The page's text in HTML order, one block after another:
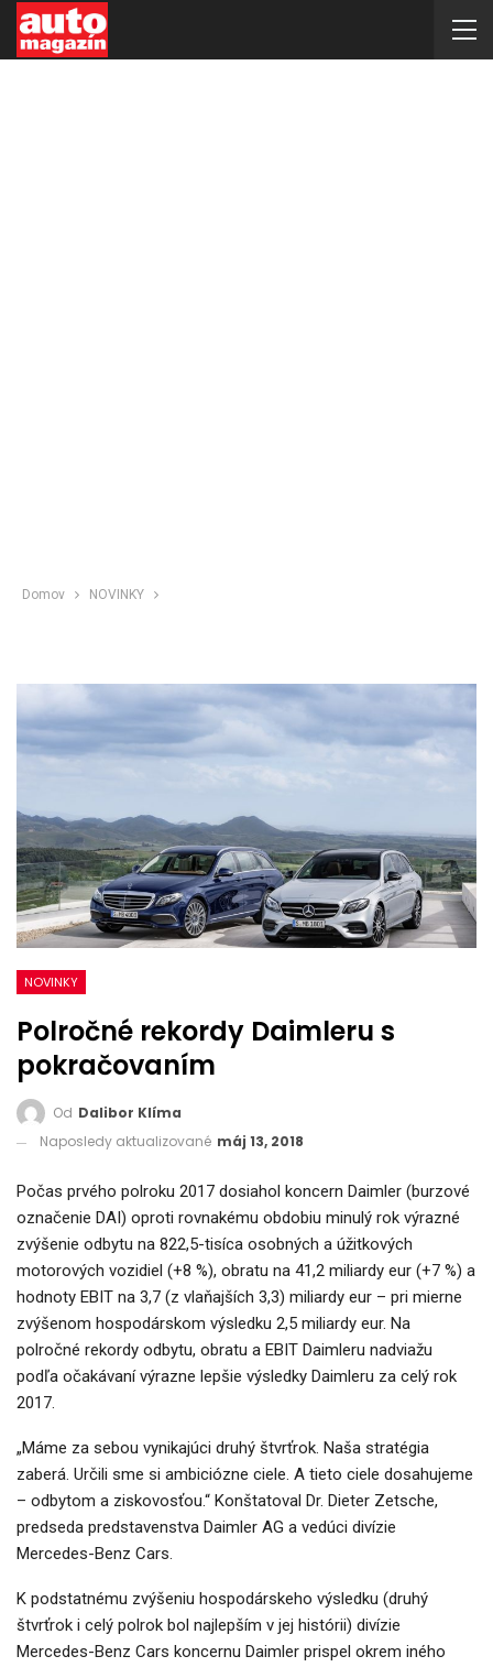
Domov NOVINKY
NOVINKY
Polročné rekordy Daimleru s
pokračovaním
Od Dalibor Klíma
Naposledy aktualizované máj 13, 2018
Počas prvého polroku 2017 dosiahol koncern Daimler (burzové
označenie DAI) oproti rovnakému obdobiu minulý rok výrazné
zvýšenie odbytu na 822,5-tisíca osobných a úžitkových
motorových vozidiel (+8 %), obratu na 41,2 miliardy eur (+7 %) a
hodnoty EBIT na 3,7 (z vlaňajších 3,3) miliardy eur – pri mierne
zvýšenom hospodárskom výsledku 2,5 miliardy eur. Na
polročné rekordy odbytu, obratu a EBIT Daimleru nadviažu
podľa očakávaní výrazne lepšie výsledky Daimleru za celý rok
2017.
„Máme za sebou vynikajúci druhý štvrťrok. Naša stratégia
zaberá. Určili sme si ambiciózne ciele. A tieto ciele dosahujeme
– odbytom a ziskovosťou.“ Konštatoval Dr. Dieter Zetsche,
predseda predstavenstva Daimler AG a vedúci divízie
Mercedes-Benz Cars.
K podstatnému zvýšeniu hospodárskeho výsledku (druhý
štvrťrok i celý polrok bol najlepším v jej histórii) divízie
Mercedes-Benz Cars koncernu Daimler prispel okrem iného